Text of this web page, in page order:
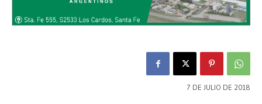
7 DE JULIO DE 2018